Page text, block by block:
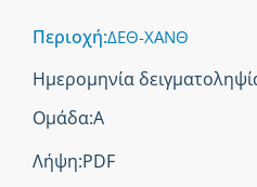
Περιοχή:ΔΕΘ-ΧΑΝΘ
Ημερομηνία
Ομάδα:Α
Λήψη:PDF